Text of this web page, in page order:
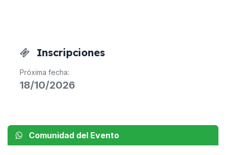
Inscripciones
Próxima fecha:
18/10/2026
Comunidad del Evento